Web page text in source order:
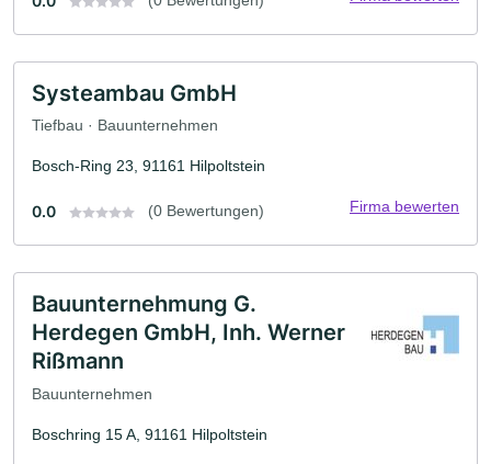
Systeambau GmbH
Tiefbau · Bauunternehmen
Bosch-Ring 23, 91161 Hilpoltstein
0.0 (0 Bewertungen) Firma bewerten
Bauunternehmung G.
Herdegen GmbH, Inh. Werner
Rißmann
Bauunternehmen
Boschring 15 A, 91161 Hilpoltstein